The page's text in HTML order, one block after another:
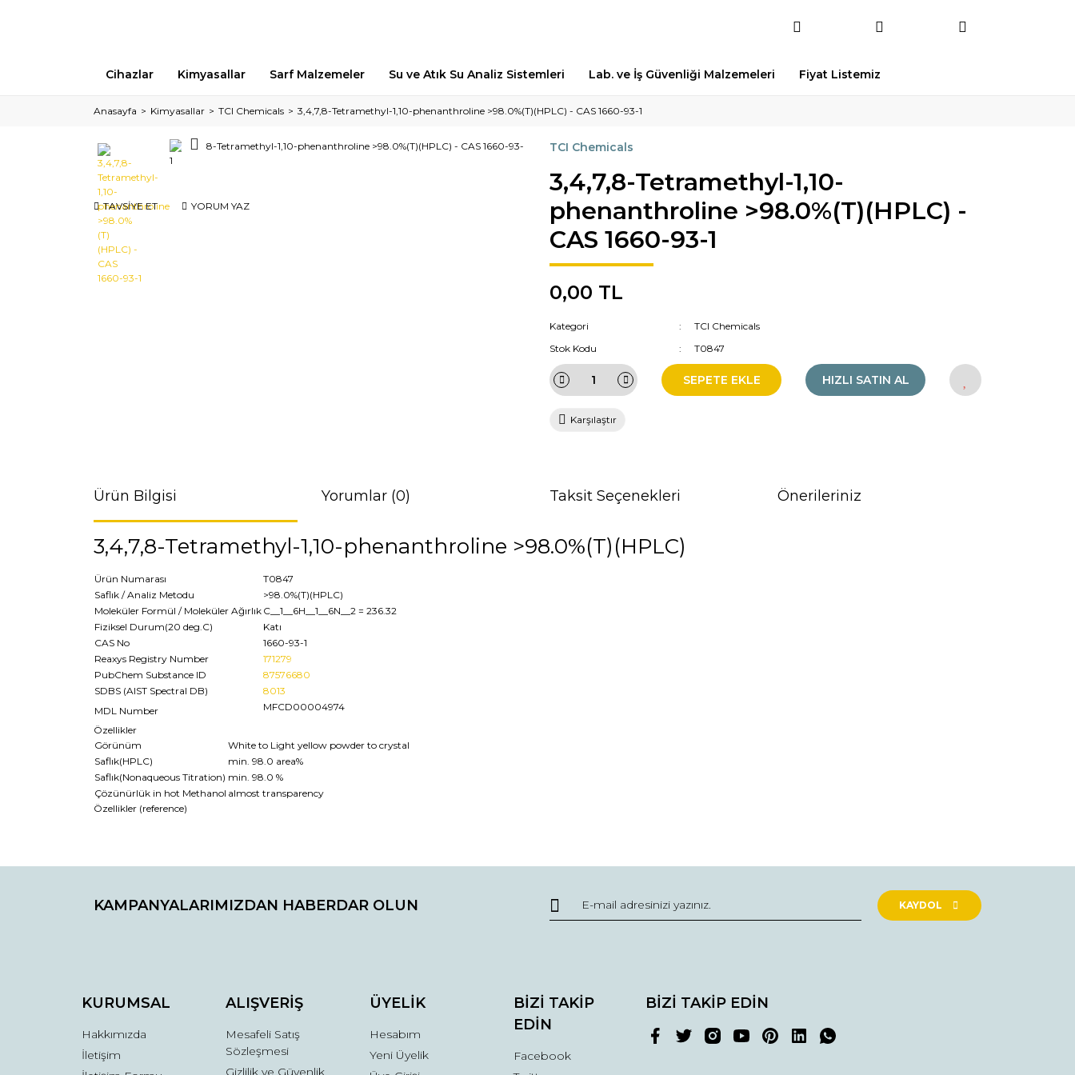
Cihazlar Kimyasallar Sarf Malzemeler Su ve Atık Su Analiz Sistemleri Lab. ve İş Güvenliği Malzemeleri Fiyat Listemiz
Anasayfa Kimyasallar TCI Chemicals 3,4,7,8-Tetramethyl-1,10-phenanthroline >98.0%(T)(HPLC) - CAS 1660-93-1
TAVSİYE ET YORUM YAZ
TCI Chemicals
3,4,7,8-Tetramethyl-1,10-
phenanthroline >98.0%(T)(HPLC) -
CAS 1660-93-1
0,00 TL
Kategori
TCI Chemicals
Stok Kodu
T0847
SEPETE EKLE HIZLI SATIN AL
Karşılaştır
Ürün Bilgisi Yorumlar (0) Taksit Seçenekleri Önerileriniz
3,4,7,8-Tetramethyl-1,10-phenanthroline >98.0%(T)(HPLC)
Ürün Numarası
T0847
Saflık / Analiz Metodu
>98.0%(T)(HPLC)
Moleküler Formül / Moleküler Ağırlık C__1__6H__1__6N__2 = 236.32
Fiziksel Durum(20 deg.C)
Katı
CAS No
1660-93-1
Reaxys Registry Number
171279
PubChem Substance ID
87576680
SDBS (AIST Spectral DB)
8013
MDL Number
MFCD00004974
Özellikler
Görünüm
White to Light yellow powder to crystal
Saflık(HPLC)
min. 98.0 area%
Saflık(Nonaqueous Titration) min. 98.0 %
Çözünürlük in hot Methanol almost transparency
Özellikler (reference)
Yorum Yaz
Görüş ve önerileriniz için teşekkür ederiz.
Ürün resmi kalitesiz, bozuk veya görüntülenemiyor.
Bu ürüne benzer farklı alternatifler olmalı.
KAMPANYALARIMIZDAN HABERDAR OLUN KAYDOL
KURUMSAL
Hakkımızda
İletişim
ALIŞVERİŞ
Mesafeli Satış
Sözleşmesi
Gizlilik ve Güvenlik
ÜYELİK
Hesabım
Yeni Üyelik
BİZİ TAKİP
EDİN
Facebook
BİZİ TAKİP EDİN